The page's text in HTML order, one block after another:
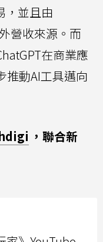
，並且由
營收來源。而
在商業應
推動AI工具邁向
，聯合新